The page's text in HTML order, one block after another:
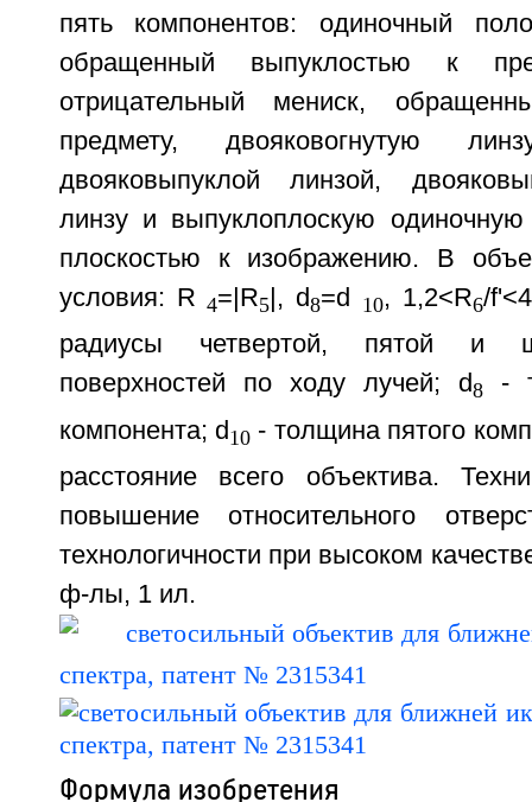
пять компонентов: одиночный
обращенный выпуклостью к
отрицательный мениск,
предмету, двояковогнутую
двояковыпуклой линзой,
линзу и выпуклоплоскую
плоскостью к изображению. В
условия: R 4=|R5 |, d8=d 10, 1,2<R6/
радиусы четвертой, пятой и
поверхностей по ходу лучей; d8 -
компонента; d 10 - толщина пятого
расстояние всего объектива.
повышение относительного
технологичности при высоком
ф-лы, 1 ил.
Формула изобретения